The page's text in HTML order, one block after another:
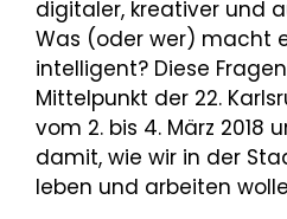
digitaler, kreativer und
Was (oder wer) macht
intelligent? Diese
Mittelpunkt der 22.
vom 2. bis 4. März 2018
damit, wie wir in der
leben und arbeiten